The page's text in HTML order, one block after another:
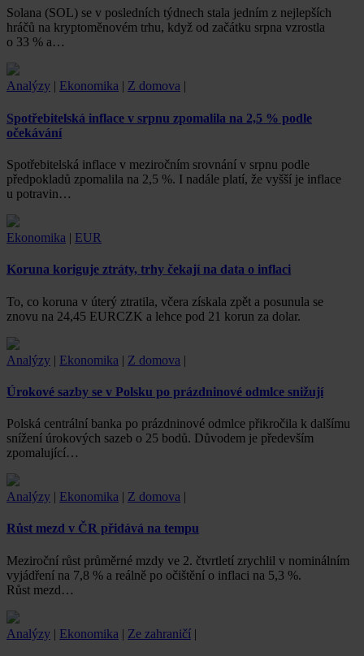
Solana (SOL) se v posledních týdnech stala jedním z nejlepších
hráčů na kryptoměnovém trhu, když od začátku srpna vzrostla
o 33 % a…
Analýzy Ekonomika Z domova
Spotřebitelská inflace v srpnu zpomalila na 2,5 % podle
očekávání
Spotřebitelská inflace v meziročním srovnání v srpnu podle
předpokladů zpomalila na 2,5 %. I nadále platí, že vyšší je inflace
u potravin…
Ekonomika | EUR
Koruna koriguje ztráty, trhy čekají na data o inflaci
To, co koruna v úterý ztratila, včera získala zpět a posunula se
znovu na 24,45 EURCZK a lehce pod 21 korun za dolar.
Analýzy | Ekonomika | Z domova |
Úrokové sazby se v Polsku po prázdninové odmlce snižují
Polská centrální banka po prázdninové odmlce přikročila k dalšímu
snížení úrokových sazeb o 25 bodů. Důvodem je především
zpomalující…
Analýzy | Ekonomika | Z domova |
Růst mezd v ČR přidává na tempu
Meziroční růst průměrné mzdy ve 2. čtvrtletí zrychlil v nominálním
vyjádření na 7,8 % a reálně po očištění o inflaci na 5,3 %.
Růst mezd…
Analýzy | Ekonomika | Ze zahraničí |